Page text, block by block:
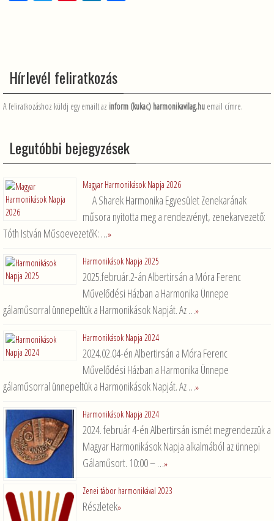
o
o
k
t
n
g
Hírlevél feliratkozás
A feliratkozáshoz küldj egy emailt az inform (kukac) harmonikavilag.hu email címre.
Legutóbbi bejegyzések
Magyar Harmonikások Napja 2026
A Sharek Harmonika Egyesület Zenekarának
műsora nyitotta meg a rendezvényt, zenekarvezető:
Tóth István MűsoevezetőK: …»
Harmonikások Napja 2025
2025.február.2-án Albertirsán a Móra Ferenc
Művelődési Házban a Harmonika Ünnepe
gálaműsorral ünnepeltük a Harmonikások Napját. Az …»
Harmonikások Napja 2024
2024.02.04-én Albertirsán a Móra Ferenc
Művelődési Házban a Harmonika Ünnepe
gálaműsorral ünnepeltük a Harmonikások Napját. Az …»
Harmonikások Napja 2024
2024. február 4-én Albertirsán ismét megrendezzük a
Magyar Harmonikások Napja alkalmából az ünnepi
Gálaműsort. 10:00 – …»
Zenei tábor harmonikával 2023
Részletek»